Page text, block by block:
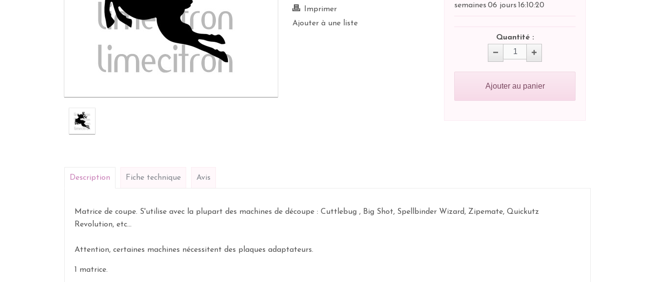
Imprimer
Ajouter à une liste
semaines 06 jours 16:10:19
Quantité :
Ajouter au panier
Description Fiche technique Avis
Matrice de coupe. S'utilise avec la plupart des machines de découpe : Cuttlebug , Big Shot, Spellbinder Wizard, Zipemate, Quickutz
Revolution, etc...
Attention, certaines machines nécessitent des plaques adaptateurs.
1 matrice.